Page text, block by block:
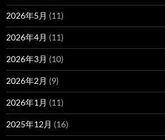
2026年5月 (11)
2026年4月 (11)
2026年3月 (10)
2026年2月 (9)
2026年1月 (11)
2025年12月 (16)